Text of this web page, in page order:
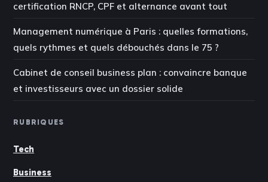
certification RNCP, CPF et alternance avant tout
Management numérique à Paris : quelles formations,
quels rythmes et quels débouchés dans le 75 ?
Cabinet de conseil business plan : convaincre banque
et investisseurs avec un dossier solide
RUBRIQUES
Tech
Business